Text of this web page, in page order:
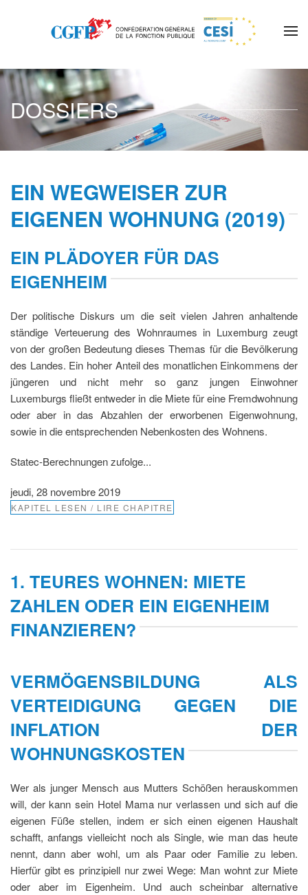
Skip to main content
DOSSIERS
EIN WEGWEISER ZUR
EIGENEN WOHNUNG (2019)
EIN PLÄDOYER FÜR DAS
EIGENHEIM
Der politische Diskurs um die seit vielen Jahren anhaltende
ständige Verteuerung des Wohnraumes in Luxemburg zeugt
von der großen Bedeutung dieses Themas für die Bevölkerung
des Landes. Ein hoher Anteil des monatlichen Einkommens der
jüngeren und nicht mehr so ganz jungen Einwohner
Luxemburgs fließt entweder in die Miete für eine Fremdwohnung
oder aber in das Abzahlen der erworbenen Eigenwohnung,
sowie in die entsprechenden Nebenkosten des Wohnens.
Statec-Berechnungen zufolge...
jeudi, 28 novembre 2019
KAPITEL LESEN / LIRE CHAPITRE
1. TEURES WOHNEN: MIETE
ZAHLEN ODER EIN EIGENHEIM
FINANZIEREN?
VERMÖGENSBILDUNG ALS
VERTEIDIGUNG GEGEN DIE
INFLATION DER
WOHNUNGSKOSTEN
Wer als junger Mensch aus Mutters Schößen herauskommen
will, der kann sein Hotel Mama nur verlassen und sich auf die
eigenen Füße stellen, indem er sich einen eigenen Haushalt
schafft, anfangs vielleicht noch als Single, wie man das heute
nennt, dann aber wohl, um als Paar oder Familie zu leben.
Hierfür gibt es prinzipiell nur zwei Wege: Man wohnt zur Miete
oder aber im Eigenheim. Und auch scheinbar alternative